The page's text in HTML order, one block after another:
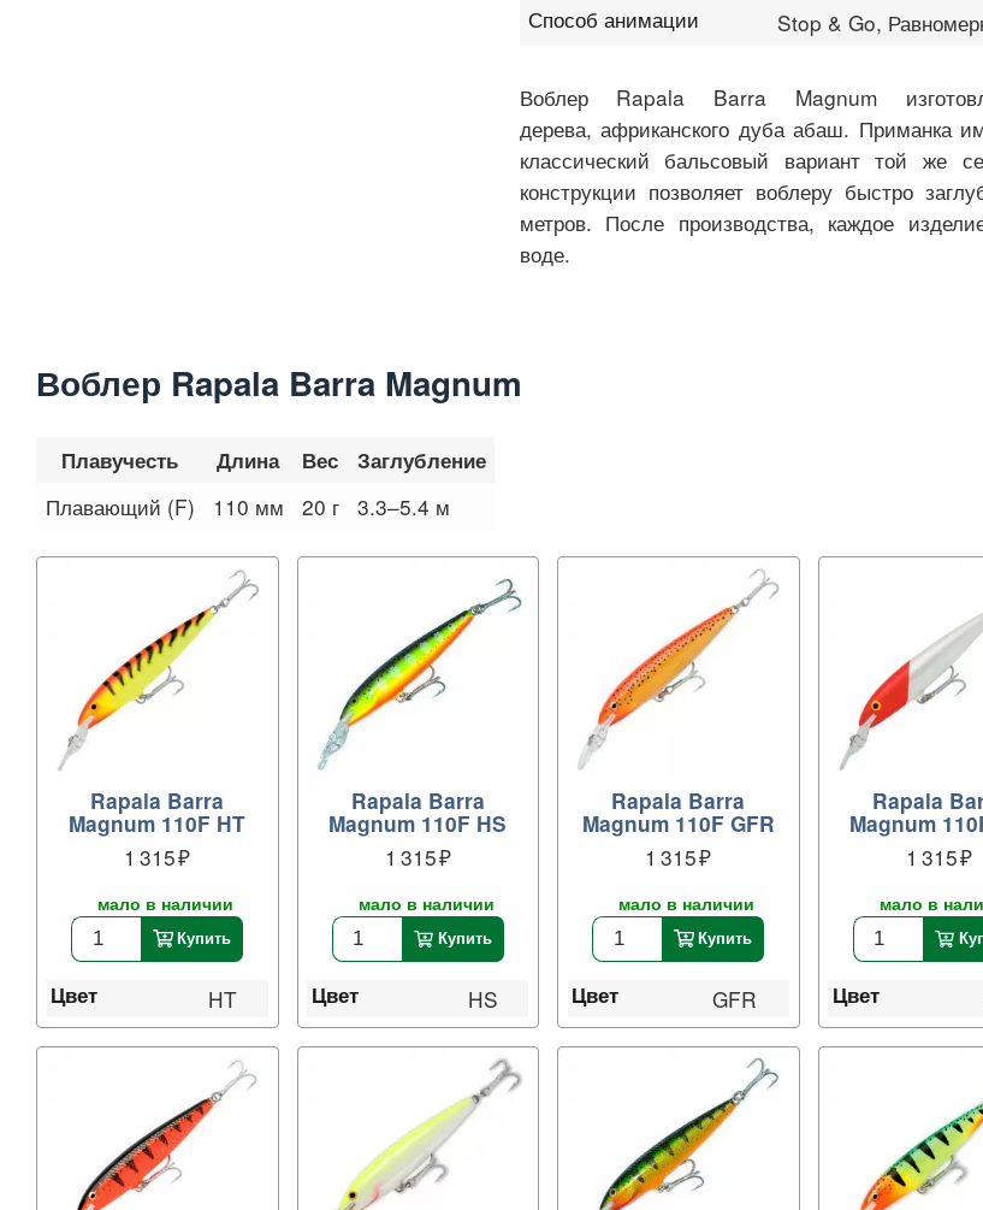
Способ анимации Stop & Go,
Воблер Rapala Barra Magnum
дерева, африканского дуба абаш. Приманка
классический бальсовый вариант той же
конструкции позволяет воблеру быстро
метров. После производства, каждое
воде.
Воблер Rapala Barra Magnum
Плавучесть Длина Вес Заглубление
Плавающий (F) 110 мм 20 г 3.3–5.4 м
Rapala Barra
Magnum 110F HT
1 315
мало в наличии
Купить
Цвет HT
Rapala Barra
Magnum 110F HS
1 315
мало в наличии
Купить
Цвет HS
Rapala Barra
Magnum 110F GFR
1 315
мало в наличии
Купить
Цвет GFR
Rapala
Magnum
1 315
мало в
Цвет